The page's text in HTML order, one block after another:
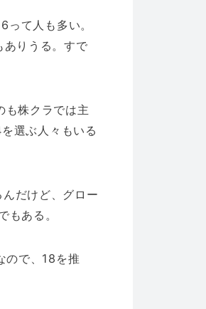
て人も多い。
ありうる。すで
も株クラでは主
選ぶ人々もいる
だけど、グロー
もある。
ので、18を推